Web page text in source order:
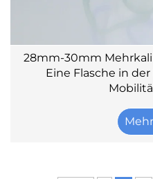
28mm-30mm
Eine Flasche in